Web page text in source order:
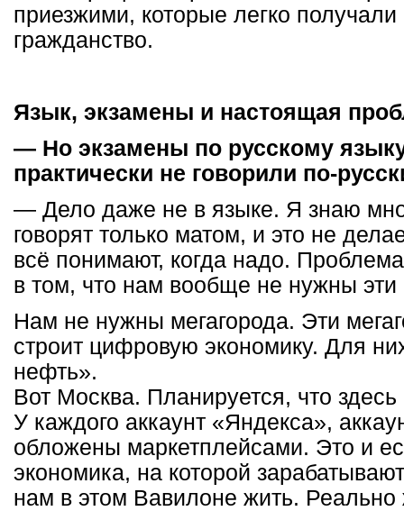
приезжими, которые легко
гражданство.
Язык, экзамены и настоящая
— Но экзамены по русскому
практически не говорили по-
— Дело даже не в языке. Я знаю
говорят только матом, и это не
всё понимают, когда надо.
в том, что нам вообще не нужны
Нам не нужны мегагорода. Эти
строит цифровую экономику. Для
нефть».
Вот Москва. Планируется, что
У каждого аккаунт «Яндекса»,
обложены маркетплейсами. Это и
экономика, на которой
нам в этом Вавилоне жить. Реально